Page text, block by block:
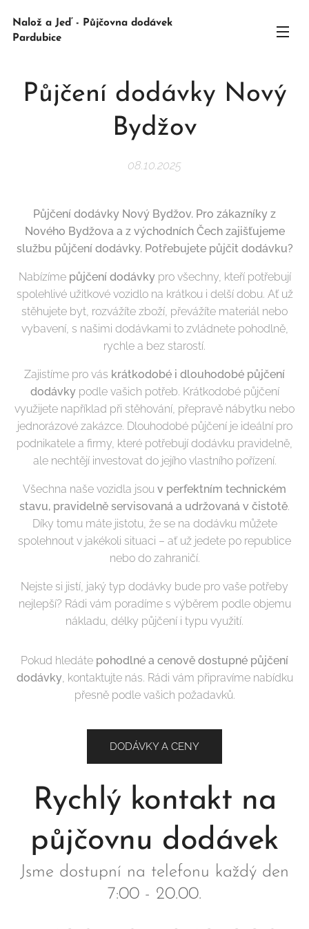
Nalož a Jeď - Půjčovna dodávek
Pardubice
Půjčení dodávky Nový
Bydžov
08.10.2025
Půjčení dodávky Nový Bydžov. Pro zákazníky z
Nového Bydžova a z východních Čech zajišťujeme
službu půjčení dodávky. Potřebujete půjčit dodávku?
Nabízíme půjčení dodávky pro všechny, kteří potřebují
spolehlivé užitkové vozidlo na krátkou i delší dobu. Ať už
stěhujete byt, rozvážíte zboží, převážíte materiál nebo
vybavení, s našimi dodávkami to zvládnete pohodlně,
rychle a bez starostí.
Zajistíme pro vás krátkodobé i dlouhodobé půjčení
dodávkypodle vašich potřeb. Krátkodobé půjčení
využijete například při stěhování, přepravě nábytku nebo
jednorázové zakázce. Dlouhodobé půjčení je ideální pro
podnikatele a firmy, které potřebují dodávku pravidelně,
ale nechtějí investovat do jejího vlastního pořízení.
Všechna naše vozidla jsou v perfektním technickém
stavu, pravidelně servisovaná a udržovaná v čistotě.
Díky tomu máte jistotu, že se na dodávku můžete
spolehnout v jakékoli situaci – ať už jedete po republice
nebo do zahraničí.
Nejste si jistí, jaký typ dodávky bude pro vaše potřeby
nejlepší? Rádi vám poradíme s výběrem podle objemu
nákladu, délky půjčení i typu využití.
Pokud hledáte pohodlné a cenově dostupné půjčení
dodávky, kontaktujte nás. Rádi vám připravíme nabídku
přesně podle vašich požadavků.
DODÁVKY A CENY
Rychlý kontakt na
půjčovnu dodávek
Jsme dostupní na telefonu každý den
7:00 - 20.00.